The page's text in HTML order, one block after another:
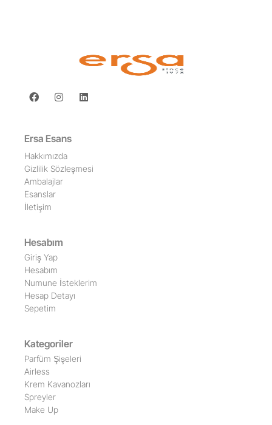
Ersa Esans
Hakkımızda
Gizlilik Sözleşmesi
Ambalajlar
Esanslar
İletişim
Hesabım
Giriş Yap
Hesabım
Numune İsteklerim
Hesap Detayı
Sepetim
Kategoriler
Parfüm Şişeleri
Airless
Krem Kavanozları
Spreyler
Make Up